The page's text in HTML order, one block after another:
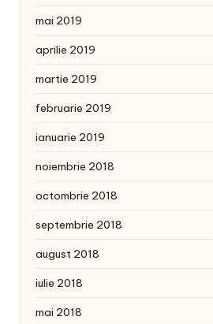
mai 2019
aprilie 2019
martie 2019
februarie 2019
ianuarie 2019
noiembrie 2018
octombrie 2018
septembrie 2018
august 2018
iulie 2018
mai 2018